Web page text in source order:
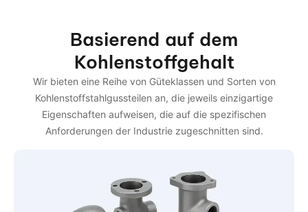
Basierend auf dem
Kohlenstoffgehalt
Wir bieten eine Reihe von Güteklassen und Sorten von
Kohlenstoffstahlgussteilen an, die jeweils einzigartige
Eigenschaften aufweisen, die auf die spezifischen
Anforderungen der Industrie zugeschnitten sind.